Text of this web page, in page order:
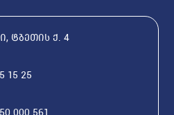
ტბეთის ქ. 4
15 25